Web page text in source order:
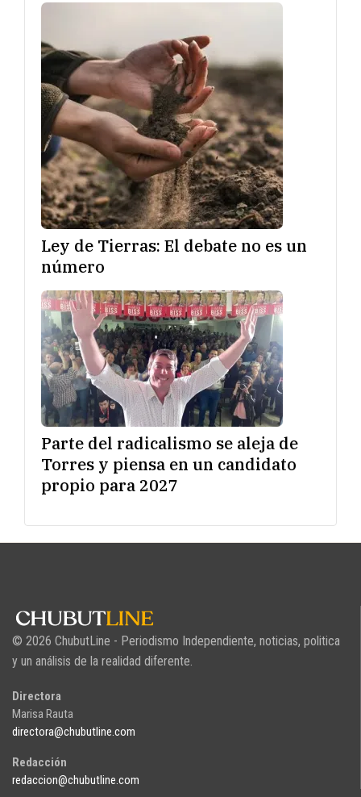
Ley de Tierras: El debate no es un
número
Parte del radicalismo se aleja de
Torres y piensa en un candidato
propio para 2027
© 2026 ChubutLine - Periodismo Independiente, noticias, politica
y un análisis de la realidad diferente.
Directora
Marisa Rauta
directora@chubutline.com
Redacción
redaccion@chubutline.com